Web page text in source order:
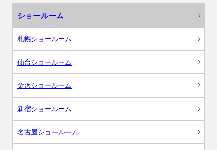
ショールーム
札幌ショールーム
仙台ショールーム
金沢ショールーム
新宿ショールーム
名古屋ショールーム